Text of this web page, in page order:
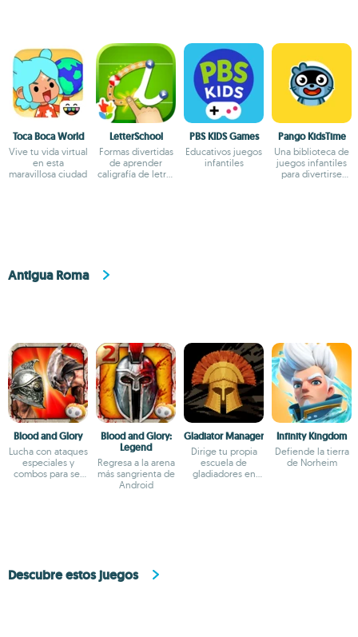
Toca Boca World
Vive tu vida virtual
en esta
maravillosa ciudad
LetterSchool
Formas divertidas
de aprender
caligrafía de letras
PBS KIDS Games
Educativos juegos
infantiles
Pango KidsTime
Una biblioteca de
juegos infantiles
para divertirse
Antigua Roma
Blood and Glory
Lucha con ataques
especiales y
combos para ser
Blood and Glory:
Legend
Regresa a la arena
más sangrienta de
Android
Gladiator Manager
Dirige tu propia
escuela de
gladiadores en
Infinity Kingdom
Defiende la tierra
de Norheim
Descubre estos juegos